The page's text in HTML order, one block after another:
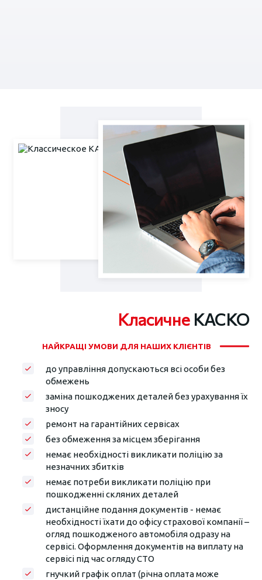
КласичнеКАСКО
НАЙКРАЩІ УМОВИ ДЛЯ НАШИХ КЛІЄНТІВ
до управління допускаються всі особи без
обмежень
заміна пошкоджених деталей без урахування їх
зносу
ремонт на гарантійних сервісах
без обмеження за місцем зберігання
немає необхідності викликати поліцію за
незначних збитків
немає потреби викликати поліцію при
пошкодженні скляних деталей
дистанційне подання документів - немає
необхідності їхати до офісу страхової компанії –
огляд пошкодженого автомобіля одразу на
сервісі. Оформлення документів на виплату на
сервісі під час огляду СТО
гнучкий графік оплат (річна оплата може